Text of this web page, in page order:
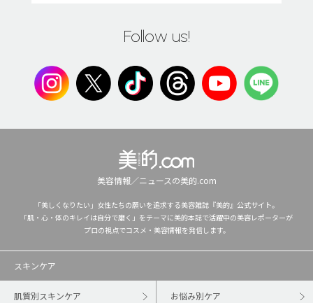
Follow us!
美容情報／ニュースの美的.com
「美しくなりたい」女性たちの願いを追求する美容雑誌『美的』公式サイト。
「肌・心・体のキレイは自分で磨く」をテーマに美的本誌で活躍中の美容レポーターが
プロの視点でコスメ・美容情報を発信します。
スキンケア
肌質別スキンケア お悩み別ケア